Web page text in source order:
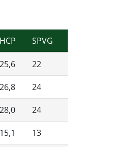
HCP SPVG
25,6 22
26,8 24
28,0 24
15,1 13